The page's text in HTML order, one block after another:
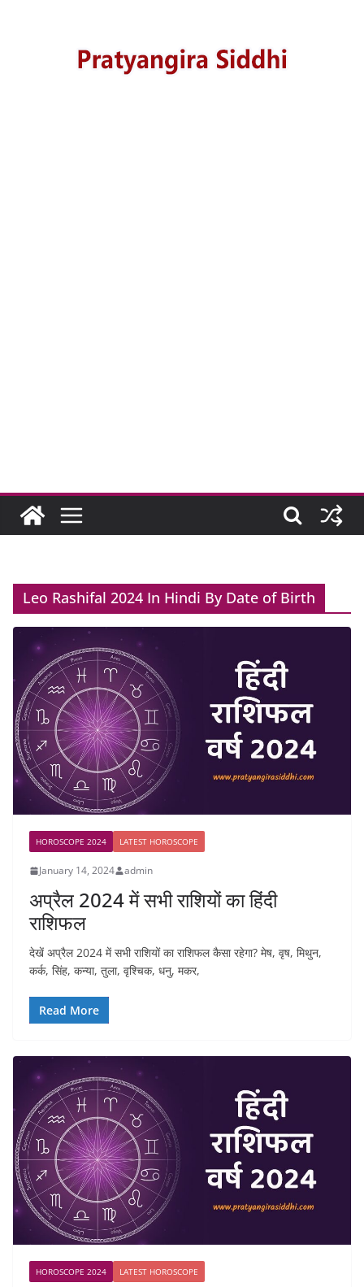
Leo Rashifal 2024 In Hindi By Date of Birth
HOROSCOPE 2024 LATEST HOROSCOPE
January 14, 2024 admin
अप्रैल 2024 में सभी राशियों का हिंदी
राशिफल
देखें अप्रैल 2024 में सभी राशियों का राशिफल कैसा रहेगा? मेष, वृष, मिथुन,
कर्क, सिंह, कन्या, तुला, वृश्चिक, धनु, मकर,
Read More
HOROSCOPE 2024 LATEST HOROSCOPE